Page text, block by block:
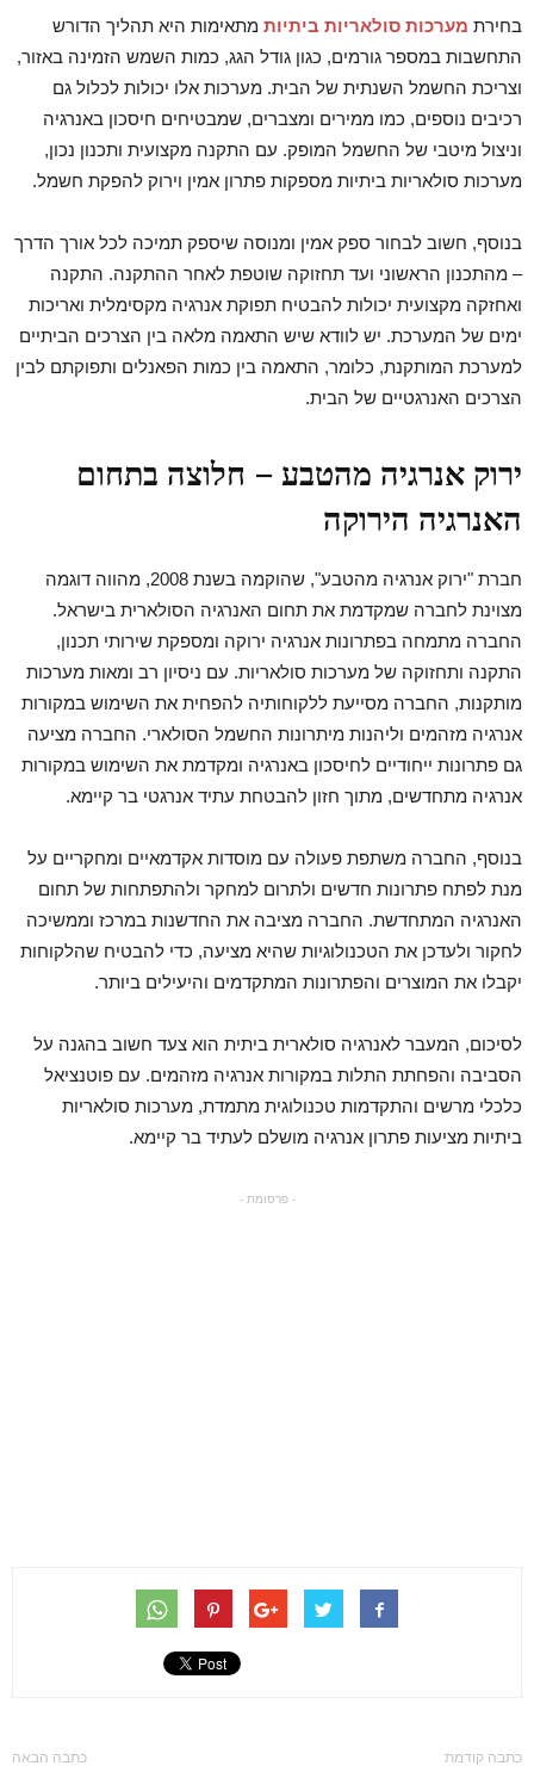
בחירת מערכות סולאריות ביתיות מתאימות היא תהליך הדורש
התחשבות במספר גורמים, כגון גודל הגג, כמות השמש הזמינה באזור,
וצריכת החשמל השנתית של הבית. מערכות אלו יכולות לכלול גם
רכיבים נוספים, כמו ממירים ומצברים, שמבטיחים חיסכון באנרגיה
וניצול מיטבי של החשמל המופק. עם התקנה מקצועית ותכנון נכון,
מערכות סולאריות ביתיות מספקות פתרון אמין וירוק להפקת חשמל.
בנוסף, חשוב לבחור ספק אמין ומנוסה שיספק תמיכה לכל אורך הדרך
– מהתכנון הראשוני ועד תחזוקה שוטפת לאחר ההתקנה. התקנה
ואחזקה מקצועית יכולות להבטיח תפוקת אנרגיה מקסימלית ואריכות
ימים של המערכת. יש לוודא שיש התאמה מלאה בין הצרכים הביתיים
למערכת המותקנת, כלומר, התאמה בין כמות הפאנלים ותפוקתם לבין
הצרכים האנרגטיים של הבית.
ירוק אנרגיה מהטבע – חלוצה בתחום
האנרגיה הירוקה
חברת "ירוק אנרגיה מהטבע", שהוקמה בשנת 2008, מהווה דוגמה
מצוינת לחברה שמקדמת את תחום האנרגיה הסולארית בישראל.
החברה מתמחה בפתרונות אנרגיה ירוקה ומספקת שירותי תכנון,
התקנה ותחזוקה של מערכות סולאריות. עם ניסיון רב ומאות מערכות
מותקנות, החברה מסייעת ללקוחותיה להפחית את השימוש במקורות
אנרגיה מזהמים וליהנות מיתרונות החשמל הסולארי. החברה מציעה
גם פתרונות ייחודיים לחיסכון באנרגיה ומקדמת את השימוש במקורות
אנרגיה מתחדשים, מתוך חזון להבטחת עתיד אנרגטי בר קיימא.
בנוסף, החברה משתפת פעולה עם מוסדות אקדמאיים ומחקריים על
מנת לפתח פתרונות חדשים ולתרום למחקר ולהתפתחות של תחום
האנרגיה המתחדשת. החברה מציבה את החדשנות במרכז וממשיכה
לחקור ולעדכן את הטכנולוגיות שהיא מציעה, כדי להבטיח שהלקוחות
יקבלו את המוצרים והפתרונות המתקדמים והיעילים ביותר.
לסיכום, המעבר לאנרגיה סולארית ביתית הוא צעד חשוב בהגנה על
הסביבה והפחתת התלות במקורות אנרגיה מזהמים. עם פוטנציאל
כלכלי מרשים והתקדמות טכנולוגית מתמדת, מערכות סולאריות
ביתיות מציעות פתרון אנרגיה מושלם לעתיד בר קיימא.
- פרסומת -
כתבה קודמת כתבה הבאה